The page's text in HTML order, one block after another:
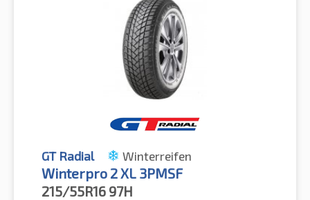
GT Radial Winterreifen
Winterpro 2 XL 3PMSF
215/55R16 97H